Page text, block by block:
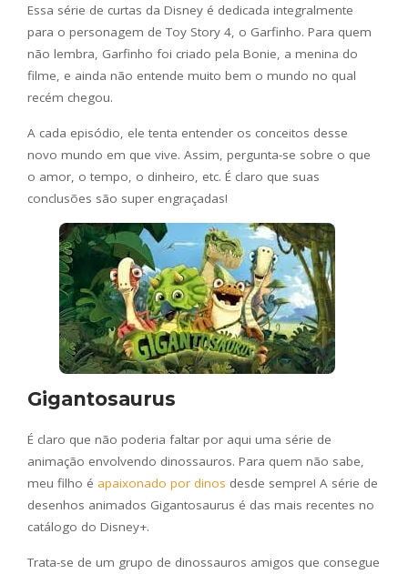
Essa série de curtas da Disney é dedicada integralmente
para o personagem de Toy Story 4, o Garfinho. Para quem
não lembra, Garfinho foi criado pela Bonie, a menina do
filme, e ainda não entende muito bem o mundo no qual
recém chegou.
A cada episódio, ele tenta entender os conceitos desse
novo mundo em que vive. Assim, pergunta-se sobre o que
o amor, o tempo, o dinheiro, etc. É claro que suas
conclusões são super engraçadas!
Gigantosaurus
É claro que não poderia faltar por aqui uma série de
animação envolvendo dinossauros. Para quem não sabe,
meu filho é apaixonado por dinos desde sempre! A série de
desenhos animados Gigantosaurus é das mais recentes no
catálogo do Disney+.
Trata-se de um grupo de dinossauros amigos que consegue